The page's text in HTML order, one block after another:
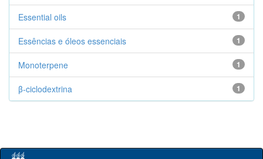
1
Essential oils
1
Essências e óleos essenciais
1
Monoterpene
1
β-ciclodextrina